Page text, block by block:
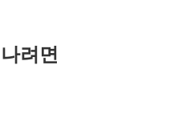
려면